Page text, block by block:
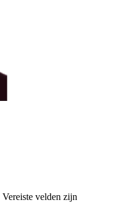
Vereiste velden zijn